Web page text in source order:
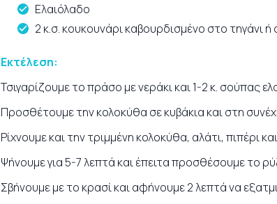
Ελαιόλαδο
2 κ.σ. κουκουνάρι καβουρδισμένο στο τηγάνι
Εκτέλεση:
Τσιγαρίζουμε το πράσο με νεράκι και 1-2 κ. σούπας
Προσθέτουμε την κολοκύθα σε κυβάκια και στη
Ρίχνουμε και την τριμμένη κολοκύθα, αλάτι, πιπέρι
Ψήνουμε για 5-7 λεπτά και έπειτα προσθέσουμε το
Σβήνουμε με το κρασί και αφήνουμε 2 λεπτά να